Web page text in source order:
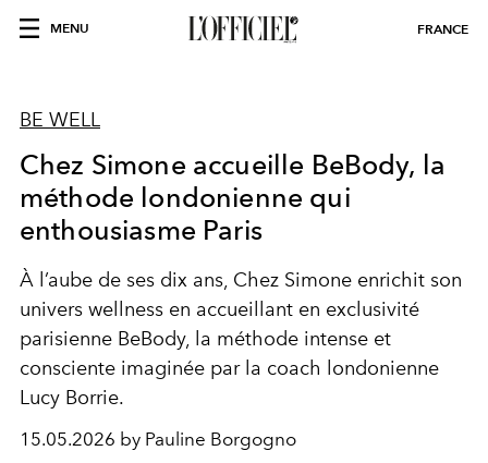
MENU FRANCE
BE WELL
Chez Simone accueille BeBody, la
méthode londonienne qui
enthousiasme Paris
À l’aube de ses dix ans, Chez Simone enrichit son
univers wellness en accueillant en exclusivité
parisienne BeBody, la méthode intense et
consciente imaginée par la coach londonienne
Lucy Borrie.
15.05.2026 by Pauline Borgogno